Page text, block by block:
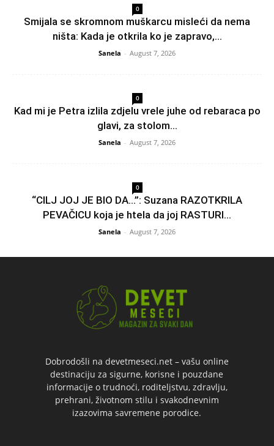
0
Smijala se skromnom muškarcu misleći da nema
ništa: Kada je otkrila ko je zapravo,...
Sanela - August 7, 2026
0
Kad mi je Petra izlila zdjelu vrele juhe od rebaraca po
glavi, za stolom...
Sanela - August 7, 2026
0
“CILJ JOJ JE BIO DA…”: Suzana RAZOTKRILA
PEVAČICU koja je htela da joj RASTURI...
Sanela - August 7, 2026
Dobrodošli na devetmeseci.net – vašu online
destinaciju za sigurne, korisne i pouzdane
informacije o trudnoći, roditeljstvu, zdravlju,
prehrani, životnom stilu i svakodnevnim
izazovima savremene porodice.